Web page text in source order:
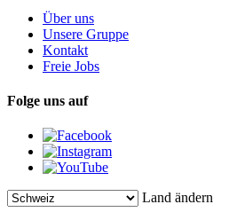
Über uns
Unsere Gruppe
Kontakt
Freie Jobs
Folge uns auf
Land ändern